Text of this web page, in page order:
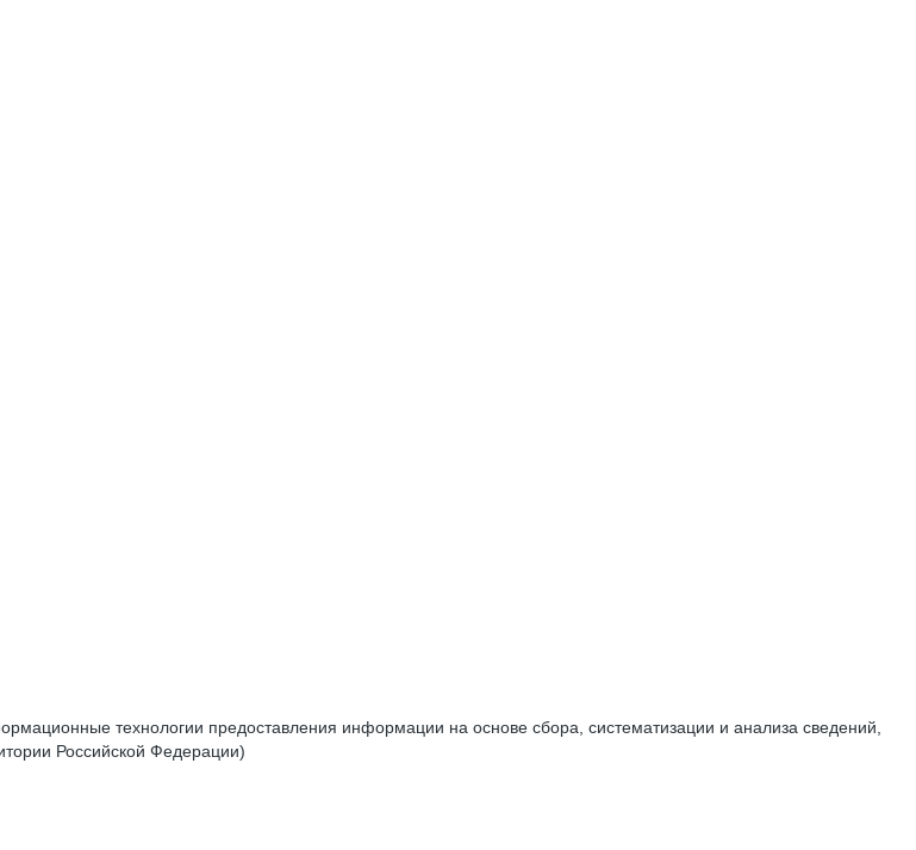
технологии предоставления информации на основе сбора, систематизации и анализа сведений,
Российской Федерации)